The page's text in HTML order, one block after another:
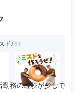
ド♪
勤務の経験が少しで